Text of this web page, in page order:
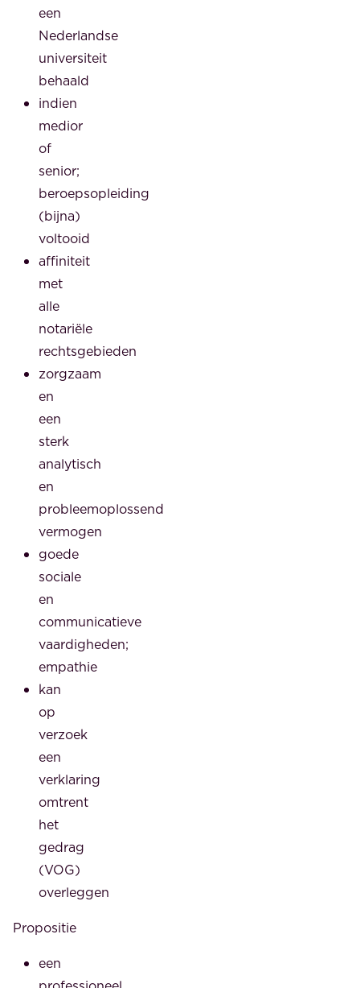
een
Nederlandse
universiteit
behaald
indien
medior
of
senior;
beroepsopleiding
(bijna)
voltooid
affiniteit
met
alle
notariële
rechtsgebieden
zorgzaam
en
een
sterk
analytisch
en
probleemoplossend
vermogen
goede
sociale
en
communicatieve
vaardigheden;
empathie
kan
op
verzoek
een
verklaring
omtrent
het
gedrag
(VOG)
overleggen
Propositie
een